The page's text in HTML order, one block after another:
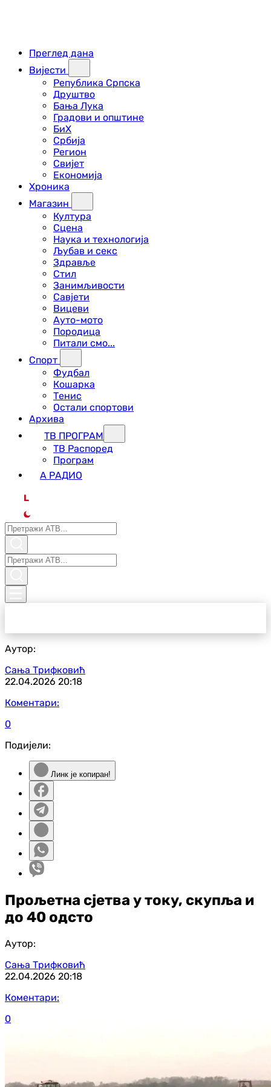
Преглед дана
Вијести
Република Српска
Друштво
Бања Лука
Градови и општине
БиХ
Србија
Регион
Свијет
Економија
Хроника
Магазин
Култура
Сцена
Наука и технологија
Љубав и секс
Здравље
Стил
Занимљивости
Савјети
Вицеви
Ауто-мото
Породица
Питали смо...
Спорт
Фудбал
Кошарка
Тенис
Остали спортови
Архива
ТВ ПРОГРАМ
ТВ Распоред
Програм
А РАДИО
L
Аутор:
Сања Трифковић
22.04.2026 20:18
Коментари:
0
Подијели:
Линк је копиран!
Прољетна сјетва у току, скупља и
до 40 одсто
Аутор:
Сања Трифковић
22.04.2026 20:18
Коментари:
0